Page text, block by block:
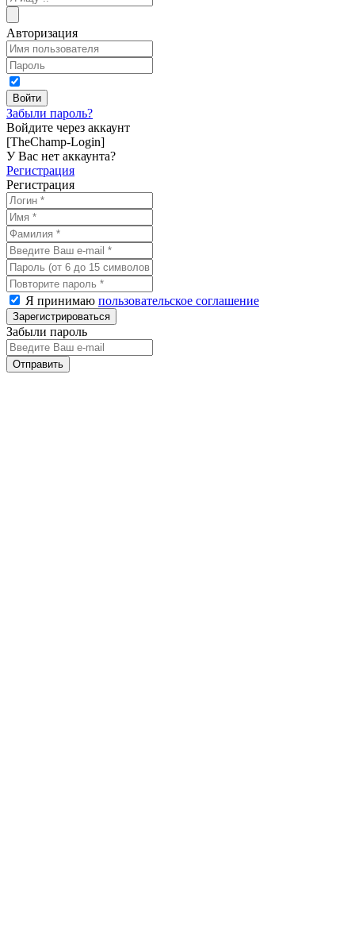
Авторизация
Забыли пароль?
Войдите через аккаунт
[TheChamp-Login]
У Вас нет аккаунта?
Регистрация
Регистрация
Я принимаю пользовательское соглашение
Забыли пароль